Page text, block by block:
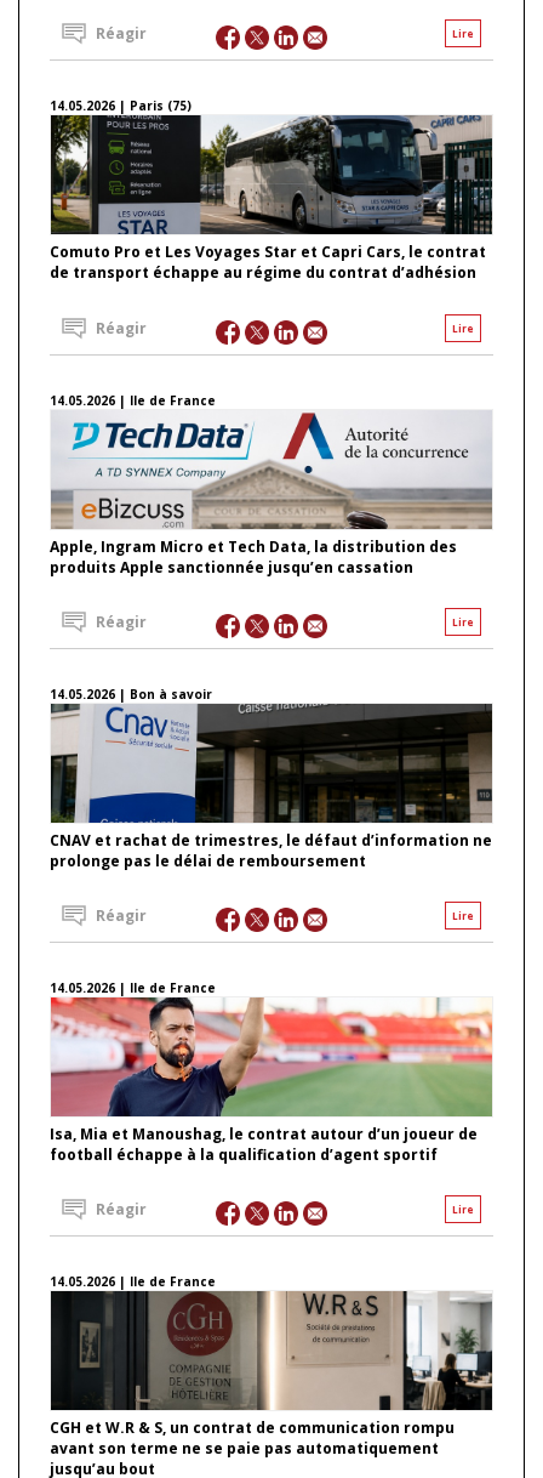
Lire
Réagir
14.05.2026 | Paris (75)
Comuto Pro et Les Voyages Star et Capri Cars, le contrat
de transport échappe au régime du contrat d’adhésion
Lire
Réagir
14.05.2026 | Ile de France
Apple, Ingram Micro et Tech Data, la distribution des
produits Apple sanctionnée jusqu’en cassation
Lire
Réagir
14.05.2026 | Bon à savoir
CNAV et rachat de trimestres, le défaut d’information ne
prolonge pas le délai de remboursement
Lire
Réagir
14.05.2026 | Ile de France
Isa, Mia et Manoushag, le contrat autour d’un joueur de
football échappe à la qualification d’agent sportif
Lire
Réagir
14.05.2026 | Ile de France
CGH et W.R & S, un contrat de communication rompu
avant son terme ne se paie pas automatiquement
jusqu’au bout